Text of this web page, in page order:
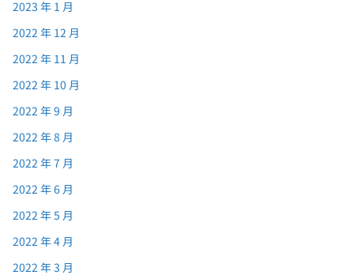
2023 年 1 月
2022 年 12 月
2022 年 11 月
2022 年 10 月
2022 年 9 月
2022 年 8 月
2022 年 7 月
2022 年 6 月
2022 年 5 月
2022 年 4 月
2022 年 3 月